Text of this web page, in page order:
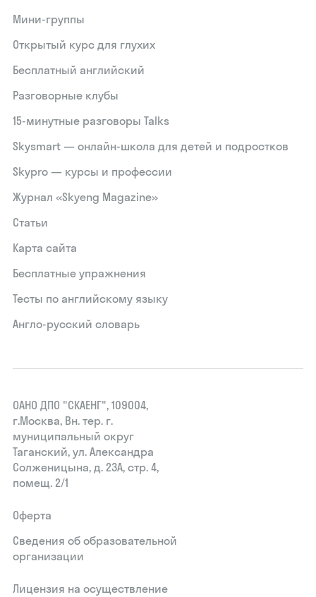
Мини-группы
Открытый курс для глухих
Бесплатный английский
Разговорные клубы
15‑минутные разговоры Talks
Skysmart — онлайн-школа для детей и подростков
Skypro — курсы и профессии
Журнал «Skyeng Magazine»
Статьи
Карта сайта
Бесплатные упражнения
Тесты по английскому языку
Англо-русский словарь
ОАНО ДПО "СКАЕНГ", 109004,
г.Москва, Вн. тер. г.
муниципальный округ
Таганский, ул. Александра
Солженицына, д. 23А, стр. 4,
помещ. 2/1
Оферта
Сведения об образовательной
организации
Лицензия на осуществление